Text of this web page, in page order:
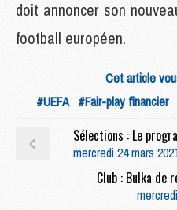
doit annoncer son
football européen.
Cet article
#UEFA #Fair-play financier
mercredi 24 mars
Club : Bulka de